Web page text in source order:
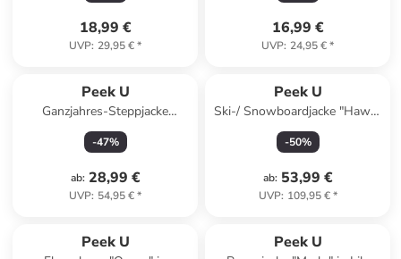
18,99 €
UVP: 29,95 €*
16,99 €
UVP: 24,95 €*
Peek U
Ganzjahres-Steppjacke
"Caspian" in Gelb/ Dunkelblau
-47%
ab: 28,99 €
UVP: 54,95 €*
Peek U
Ski-/ Snowboardjacke "Hawk"
in Khaki/ Dunkelblau
-50%
ab: 53,99 €
UVP: 109,95 €*
Peek U Peek U